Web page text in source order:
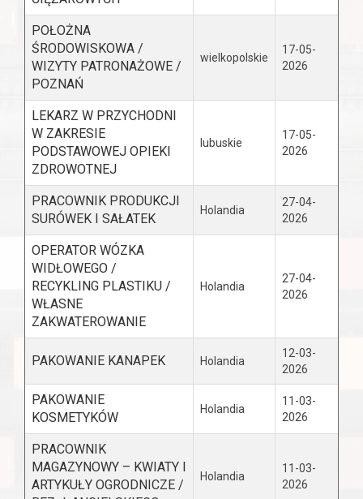
POŁOŻNA
ŚRODOWISKOWA /
WIZYTY PATRONAŻOWE /
POZNAŃ
wielkopolskie
17-05-
2026
LEKARZ W PRZYCHODNI
W ZAKRESIE
PODSTAWOWEJ OPIEKI
ZDROWOTNEJ
lubuskie
17-05-
2026
PRACOWNIK PRODUKCJI
SURÓWEK I SAŁATEK
Holandia
27-04-
2026
OPERATOR WÓZKA
WIDŁOWEGO /
RECYKLING PLASTIKU /
WŁASNE
ZAKWATEROWANIE
Holandia
27-04-
2026
PAKOWANIE KANAPEK Holandia
12-03-
2026
PAKOWANIE
KOSMETYKÓW
Holandia
11-03-
2026
PRACOWNIK
MAGAZYNOWY – KWIATY I
ARTYKUŁY OGRODNICZE /
Holandia
11-03-
2026